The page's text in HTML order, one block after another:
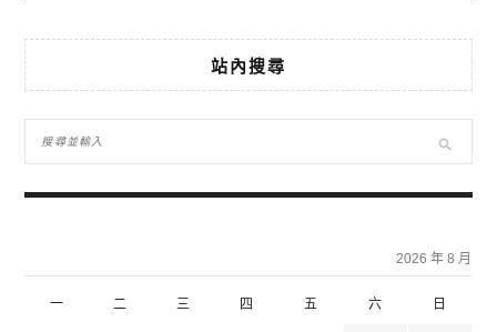
站內搜尋
2026 年 8 月
一 二 三 四 五 六 日